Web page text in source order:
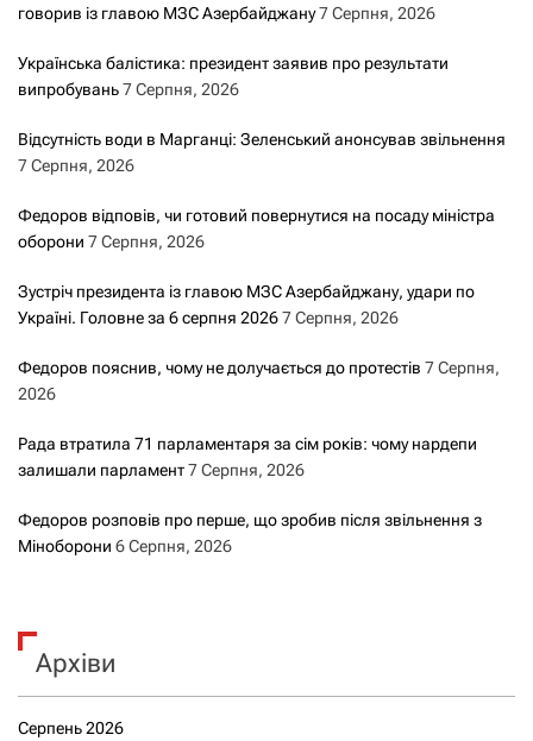
говорив із главою МЗС Азербайджану7 Серпня, 2026
Українська балістика: президент заявив про результати
випробувань7 Серпня, 2026
Відсутність води в Марганці: Зеленський анонсував звільнення
7 Серпня, 2026
Федоров відповів, чи готовий повернутися на посаду міністра
оборони 7 Серпня, 2026
Зустріч президента із главою МЗС Азербайджану, удари по
Україні. Головне за 6 серпня 20267 Серпня, 2026
Федоров пояснив, чому не долучається до протестів 7 Серпня,
2026
Рада втратила 71 парламентаря за сім років: чому нардепи
залишали парламент7 Серпня, 2026
Федоров розповів про перше, що зробив після звільнення з
Міноборони 6 Серпня, 2026
Архіви
Серпень 2026